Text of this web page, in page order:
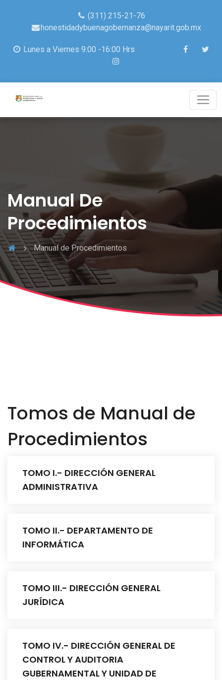
(311) 215-21-76
honestidadybuenagobernanza@nayarit.gob.mx
Lunes a Viernes 9:00 -16:00 Hrs
Manual De
Procedimientos
Manual de Procedimientos
Tomos de Manual de
Procedimientos
TOMO I.- DIRECCIÓN GENERAL
ADMINISTRATIVA
TOMO II.- DEPARTAMENTO DE
INFORMÁTICA
TOMO III.- DIRECCIÓN GENERAL
JURÍDICA
TOMO IV.- DIRECCIÓN GENERAL DE
CONTROL Y AUDITORIA
GUBERNAMENTAL Y UNIDAD DE